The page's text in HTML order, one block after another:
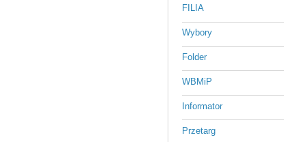
FILIA
Wybory
Folder
WBMiP
Informator
Przetarg